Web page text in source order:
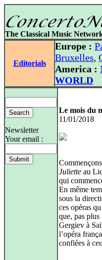
The Classical Music
Editorials
Europe :
Bruxelles,
America :
WORLD
Newsletter
Your email :
Le mois du
11/01/2018
Juliette au
qui
En même
sous la
ces opéras
que, pas plus
Gergiev à
l’opéra
confiées à